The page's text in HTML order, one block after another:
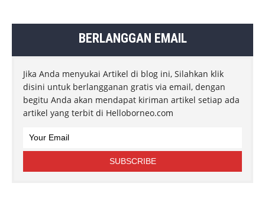
BERLANGGAN EMAIL
Jika Anda menyukai Artikel di blog ini, Silahkan klik
disini untuk berlangganan gratis via email, dengan
begitu Anda akan mendapat kiriman artikel setiap ada
artikel yang terbit di Helloborneo.com